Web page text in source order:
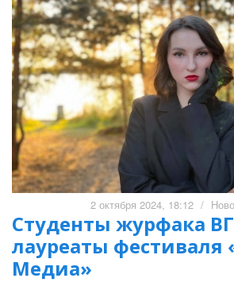
2 октября 2024, 18:12 /
Студенты журфака
лауреаты фестиваля
Медиа»